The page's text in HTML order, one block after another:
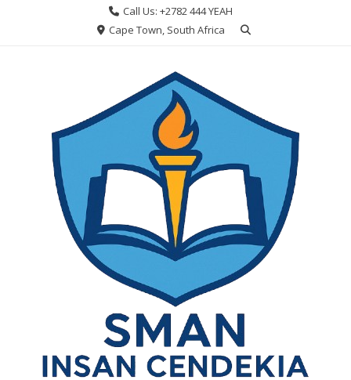
Call Us: +2782 444 YEAH
Cape Town, South Africa